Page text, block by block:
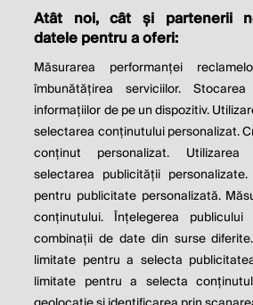
THE SOCIAL
BUSINESS IS TO
PROFITS.
Milton
© 2026 Profit.ro. Toate
Dezvoltat de
Contact Publicitate
Politica de cookie
confidențialitate
Atât noi, cât și partenerii
datele pentru a oferi:
Măsurarea performanței
îmbunătățirea serviciilor.
informațiilor de pe un dispozitiv.
selectarea conținutului personalizat.
conținut personalizat. Utilizarea
selectarea publicității
pentru publicitate personalizată.
conținutului. Înțelegerea
combinații de date din surse
limitate pentru a selecta
limitate pentru a selecta